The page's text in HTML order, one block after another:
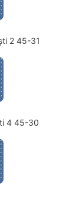
2 45-31
4 45-30